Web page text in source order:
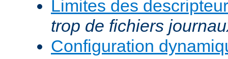
Limites des
trop de fichiers
Configuration